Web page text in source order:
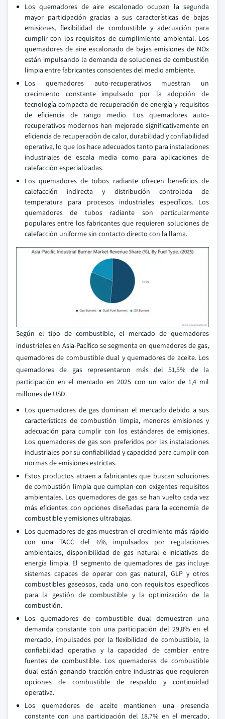
Los quemadores de aire escalonado ocupan la segunda
mayor participación gracias a sus características de bajas
emisiones, flexibilidad de combustible y adecuación para
cumplir con los requisitos de cumplimiento ambiental. Los
quemadores de aire escalonado de bajas emisiones de NOx
están impulsando la demanda de soluciones de combustión
limpia entre fabricantes conscientes del medio ambiente.
Los quemadores auto-recuperativos muestran un
crecimiento constante impulsado por la adopción de
tecnología compacta de recuperación de energía y requisitos
de eficiencia de rango medio. Los quemadores auto-
recuperativos modernos han mejorado significativamente en
eficiencia de recuperación de calor, durabilidad y confiabilidad
operativa, lo que los hace adecuados tanto para instalaciones
industriales de escala media como para aplicaciones de
calefacción especializadas.
Los quemadores de tubos radiante ofrecen beneficios de
calefacción indirecta y distribución controlada de
temperatura para procesos industriales específicos. Los
quemadores de tubos radiante son particularmente
populares entre los fabricantes que requieren soluciones de
calefacción uniforme sin contacto directo con la llama.
Según el tipo de combustible, el mercado de quemadores
industriales en Asia-Pacífico se segmenta en quemadores de gas,
quemadores de combustible dual y quemadores de aceite. Los
quemadores de gas representaron más del 51,5% de la
participación en el mercado en 2025 con un valor de 1,4 mil
millones de USD.
Los quemadores de gas dominan el mercado debido a sus
características de combustión limpia, menores emisiones y
adecuación para cumplir con los estándares de emisiones.
Los quemadores de gas son preferidos por las instalaciones
industriales por su confiabilidad y capacidad para cumplir con
normas de emisiones estrictas.
Estos productos atraen a fabricantes que buscan soluciones
de combustión limpia que cumplan con exigentes requisitos
ambientales. Los quemadores de gas se han vuelto cada vez
más eficientes con opciones diseñadas para la economía de
combustible y emisiones ultrabajas.
Los quemadores de gas muestran el crecimiento más rápido
con una TACC del 6%, impulsados por regulaciones
ambientales, disponibilidad de gas natural e iniciativas de
energía limpia. El segmento de quemadores de gas incluye
sistemas capaces de operar con gas natural, GLP y otros
combustibles gaseosos, cada uno con requisitos específicos
para la gestión de combustible y la optimización de la
combustión.
Los quemadores de combustible dual demuestran una
demanda constante con una participación del 29,8% en el
mercado, impulsados por la flexibilidad de combustible, la
confiabilidad operativa y la capacidad de cambiar entre
fuentes de combustible. Los quemadores de combustible
dual están ganando tracción entre industrias que requieren
opciones de combustible de respaldo y continuidad
operativa.
Los quemadores de aceite mantienen una presencia
constante con una participación del 18,7% en el mercado,